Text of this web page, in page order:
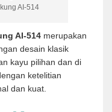
AI-514
AI-514 merupakan
desain klasik
kayu pilihan dan di
ketelitian
dan kuat.